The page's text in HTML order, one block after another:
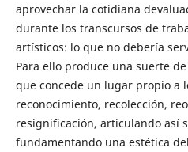
aprovechar la cotidiana
durante los transcursos de
artísticos: lo que no debería
Para ello produce una suerte
que concede un lugar propio a
reconocimiento, recolección,
resignificación, articulando así
fundamentando una estética